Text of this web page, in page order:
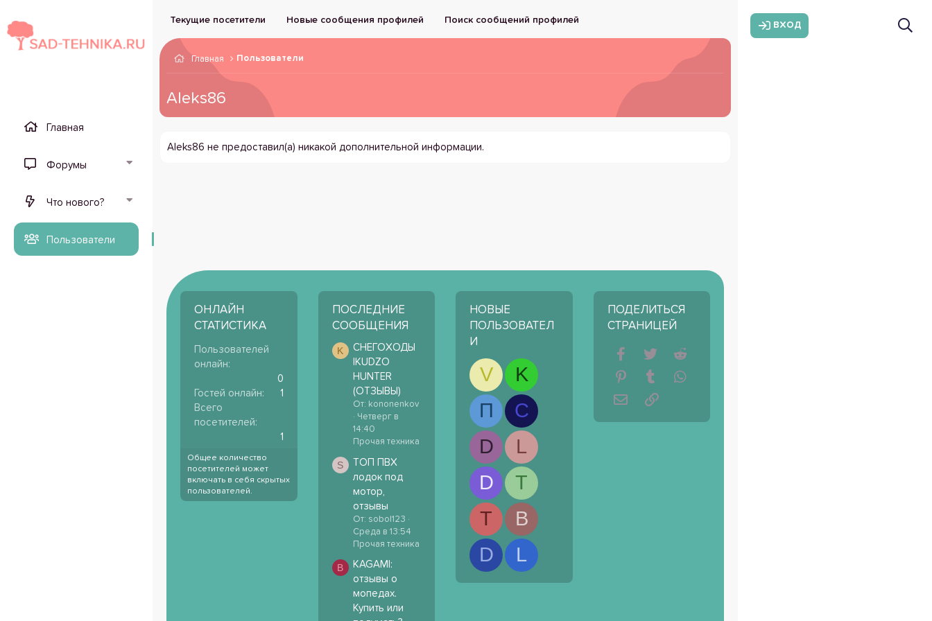
Главная
Форумы
Что нового?
Пользователи
Текущие посетители Новые сообщения профилей Поиск сообщений профилей
Главная Пользователи
Aleks86
Aleks86 не предоставил(а) никакой дополнительной информации.
ОНЛАЙН
СТАТИСТИКА
Пользователей
онлайн
0
Гостей онлайн
1
Всего
посетителей
1
Общее количество
посетителей может
включать в себя скрытых
пользователей.
ПОСЛЕДНИЕ
СООБЩЕНИЯ
K
СНЕГОХОДЫ
IKUDZO
HUNTER
(ОТЗЫВЫ)
От: kononenkov
Четверг в
14:40
Прочая техника
S
ТОП ПВХ
лодок под
мотор,
отзывы
От: sobol123
Среда в 13:54
Прочая техника
B
KAGAMI:
отзывы о
мопедах.
Купить или
НОВЫЕ
ПОЛЬЗОВАТЕЛ
И
V
K
П
С
D
L
D
T
T
B
D
L
ПОДЕЛИТЬСЯ
СТРАНИЦЕЙ
FacebookTwitter
PinterestTumblr
Электронная почта
ВХОД